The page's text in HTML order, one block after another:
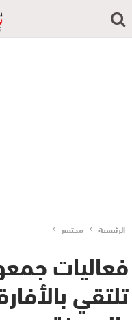
الرئيسية مجتمع
فعاليات
تلتقي